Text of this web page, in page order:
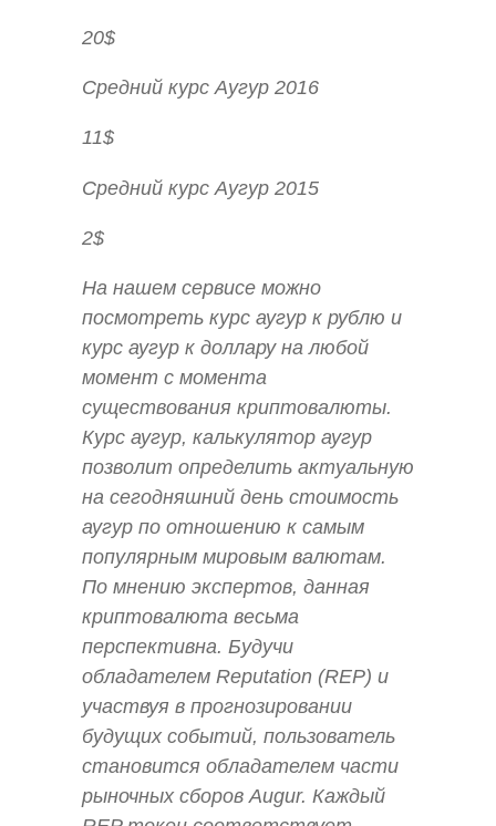
20$
Средний курс Аугур 2016
11$
Средний курс Аугур 2015
2$
На нашем сервисе можно
посмотреть курс аугур к рублю и
курс аугур к доллару на любой
момент с момента
существования криптовалюты.
Курс аугур, калькулятор аугур
позволит определить актуальную
на сегодняшний день стоимость
аугур по отношению к самым
популярным мировым валютам.
По мнению экспертов, данная
криптовалюта весьма
перспективна. Будучи
обладателем Reputation (REP) и
участвуя в прогнозировании
будущих событий, пользователь
становится обладателем части
рыночных сборов Augur. Каждый